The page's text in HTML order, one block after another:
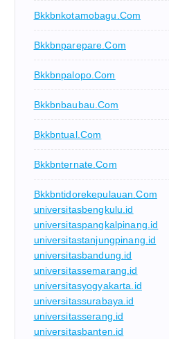
Bkkbnkotamobagu.com
Bkkbnparepare.com
Bkkbnpalopo.com
Bkkbnbaubau.com
Bkkbntual.com
Bkkbnternate.com
Bkkbntidorekepulauan.com
universitasbengkulu.id
universitaspangkalpinang.id
universitastanjungpinang.id
universitasbandung.id
universitassemarang.id
universitasyogyakarta.id
universitassurabaya.id
universitasserang.id
universitasbanten.id